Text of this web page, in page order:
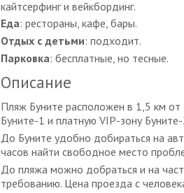
кайтсерфинг и вейкбординг.
Еда: рестораны, кафе, бары.
Отдых с детьми: подходит.
Парковка: бесплатные, но тесные.
Описание
Пляж Буните расположен в 1,5 км от
Буните-1 и платную VIP-зону
До Буните удобно добираться на
часов найти свободное место
До пляжа можно добраться и на
требованию. Цена проезда с